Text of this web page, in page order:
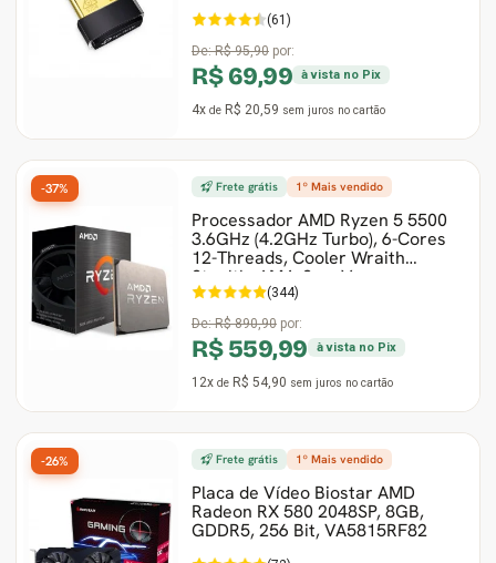
(61)
De:R$ 95,90 por:
R$ 69,99 à vista no Pix
4x de R$ 20,59 sem juros no cartão
Frete grátis 1º Mais vendido
Processador AMD Ryzen 5 5500
3.6GHz (4.2GHz Turbo), 6-Cores
12-Threads, Cooler Wraith
Stealth, AM4, Sem V
(344)
De:R$ 890,90 por:
R$ 559,99 à vista no Pix
12x de R$ 54,90 sem juros no cartão
-37%
Frete grátis 1º Mais vendido
Placa de Vídeo Biostar AMD
Radeon RX 580 2048SP, 8GB,
GDDR5, 256 Bit, VA5815RF82
-26%